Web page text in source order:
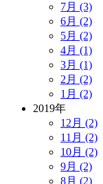
7月 (3)
6月 (2)
5月 (2)
4月 (1)
3月 (1)
2月 (2)
1月 (2)
2019年
12月 (2)
11月 (2)
10月 (2)
9月 (2)
8月 (2)